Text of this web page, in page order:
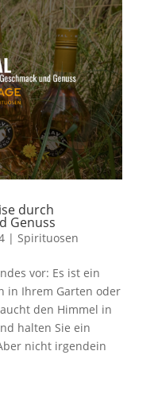
durch
Genuss
| Spirituosen
vor: Es ist ein
in Ihrem Garten oder
den Himmel in
halten Sie ein
nicht irgendein